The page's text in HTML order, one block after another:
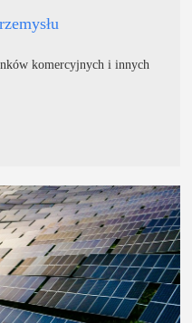
komercyjnych i innych